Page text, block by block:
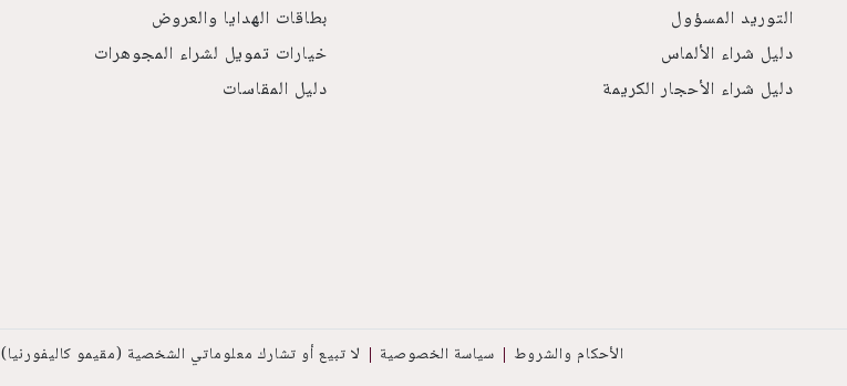
التوريد المسؤول
دليل شراء الألماس
دليل شراء الأحجار الكريمة
بطاقات الهدايا والعروض
خيارات تمويل لشراء المجوهرات
دليل المقاسات
الأحكام والشروط سياسة الخصوصية لا تبيع أو تشارك معلوماتي الشخصية (مقيمو كاليفورنيا)